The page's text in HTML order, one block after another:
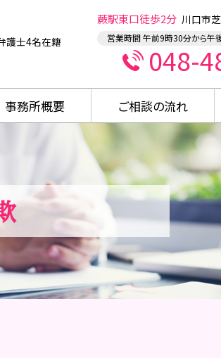
護士4名在籍
蕨駅東口徒歩2分 川口市
営業時間 午前9時30分から午
048-
事務所概要 ご相談の流れ